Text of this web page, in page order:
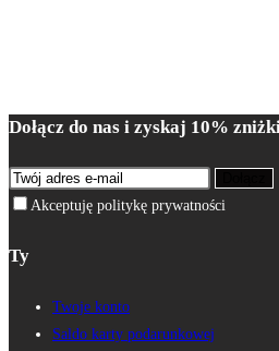
Dołącz do nas i zyskaj 10%
Akceptuję politykę prywatności
Ty
Twoje konto
Saldo karty podarunkowej